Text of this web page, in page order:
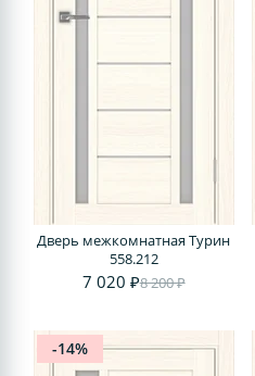
Дверь межкомнатная Турин
558.212
7 020 ₽8 200 ₽
-14%